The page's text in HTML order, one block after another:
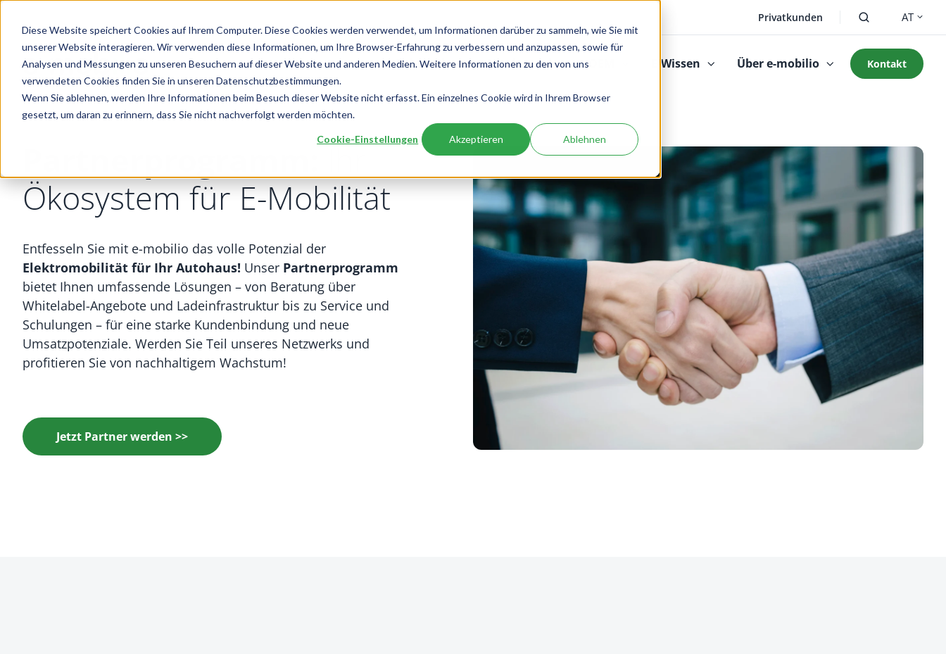
Diese Website speichert Cookies auf Ihrem Computer. Diese Cookies werden verwendet, um Informationen darüber zu sammeln, wie Sie mit
unserer Website interagieren. Wir verwenden diese Informationen, um Ihre Browser-Erfahrung zu verbessern und anzupassen, sowie für
Analysen und Messungen zu unseren Besuchern auf dieser Website und anderen Medien. Weitere Informationen zu den von uns
verwendeten Cookies finden Sie in unseren Datenschutzbestimmungen.
Wenn Sie ablehnen, werden Ihre Informationen beim Besuch dieser Website nicht erfasst. Ein einzelnes Cookie wird in Ihrem Browser
gesetzt, um daran zu erinnern, dass Sie nicht nachverfolgt werden möchten.
Cookie-Einstellungen Akzeptieren Ablehnen
Privatkunden AT
Fuhrpark Autohandel E-Wissen Über e-mobilio Kontakt
Ökosystem für E-Mobilität
Entfesseln Sie mit e-mobilio das volle Potenzial der
Elektromobilität für Ihr Autohaus! Unser Partnerprogramm
bietet Ihnen umfassende Lösungen – von Beratung über
Whitelabel-Angebote und Ladeinfrastruktur bis zu Service und
Schulungen – für eine starke Kundenbindung und neue
Umsatzpotenziale. Werden Sie Teil unseres Netzwerks und
profitieren Sie von nachhaltigem Wachstum!
Jetzt Partner werden >>